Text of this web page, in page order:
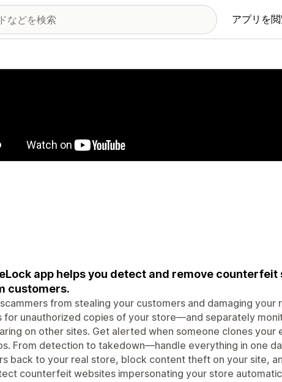
アプリを
画像ギャラリー
app helps you detect and remove
customers.
from stealing your customers and damaging
for unauthorized copies of your store—and separately
on other sites. Get alerted when someone clones
From detection to takedown—handle everything in one
back to your real store, block content theft on your site,
counterfeit websites impersonating your store